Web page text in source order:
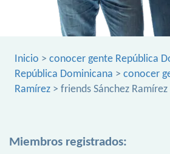
Inicio > conocer gente República
República Dominicana > conocer
Ramírez > friends Sánchez Ramírez
Miembros registrados: